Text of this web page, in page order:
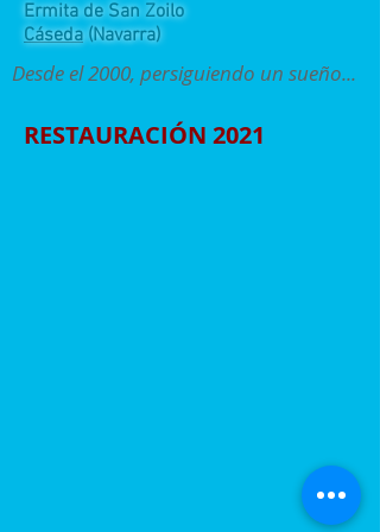
Ermita de San Zoilo
Cáseda(Navarra)
Desde el 2000, persiguiendo un sueño...
RESTAURACIÓN 2021